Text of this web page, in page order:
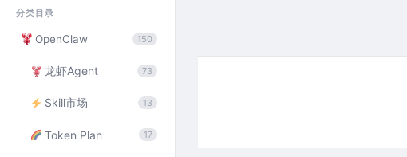
分类目录
OpenClaw 150
龙虾Agent 73
Skill市场 13
Token Plan 17